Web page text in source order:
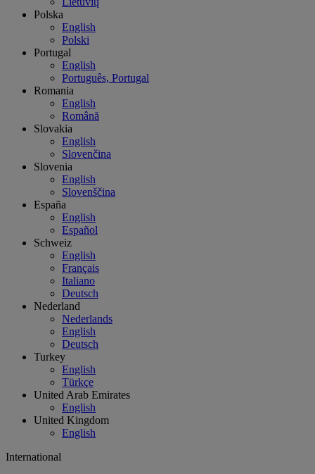
Polska
English
Polski
Portugal
English
Português, Portugal
Romania
English
Română
Slovakia
English
Slovenčina
Slovenia
English
Slovenščina
España
English
Español
Schweiz
English
Français
Italiano
Deutsch
Nederland
Nederlands
English
Deutsch
Turkey
English
Türkçe
United Arab Emirates
English
United Kingdom
English
International